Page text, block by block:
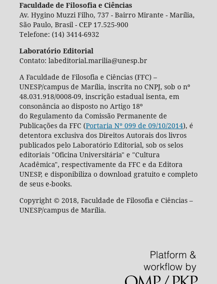
Faculdade de Filosofia e Ciências
Av. Hygino Muzzi Filho, 737 - Bairro Mirante - Marília,
São Paulo, Brasil - CEP 17.525-900
Telefone: (14) 3414-6932
Laboratório Editorial
Contato: labeditorial.marilia@unesp.br
A Faculdade de Filosofia e Ciências (FFC) –
UNESP/campus de Marília, inscrita no CNPJ, sob o nº
48.031.918/0008-09, inscrição estadual isenta, em
consonância ao disposto no Artigo 18º
do Regulamento da Comissão Permanente de
Publicações da FFC (Portaria Nº 099 de 09/10/2014), é
detentora exclusiva dos Direitos Autorais dos livros
publicados pelo Laboratório Editorial, sob os selos
editoriais "Oficina Universitária" e "Cultura
Acadêmica", respectivamente da FFC e da Editora
UNESP, e disponibiliza o download gratuito e completo
de seus e-books.
Copyright © 2018, Faculdade de Filosofia e Ciências –
UNESP/campus de Marília.